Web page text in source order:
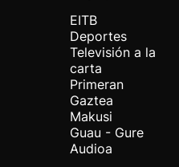
EITB
Deportes
Televisión a la
carta
Primeran
Gaztea
Makusi
Guau - Gure
Audioa